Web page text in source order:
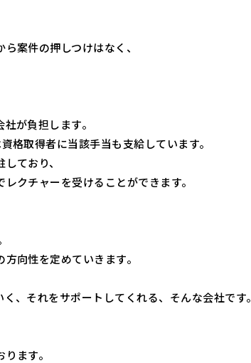
案件の押しつけはなく、
が負担します。
格取得者に当該手当も支給しています。
ており、
クチャーを受けることができます。
向性を定めていきます。
、それをサポートしてくれる、そんな会社です。
ます。